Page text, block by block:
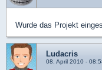
Wurde das Projekt
Ludacris
08. April 2010 -